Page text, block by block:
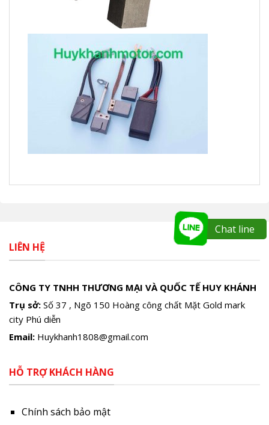
LIÊN HỆ
CÔNG TY TNHH THƯƠNG MẠI VÀ QUỐC TẾ HUY KHÁNH
Trụ sở: Số 37 , Ngõ 150 Hoàng công chất Mặt Gold mark
city Phú diễn
Email: Huykhanh1808@gmail.com
HỖ TRỢ KHÁCH HÀNG
Chính sách bảo mật
Chat line